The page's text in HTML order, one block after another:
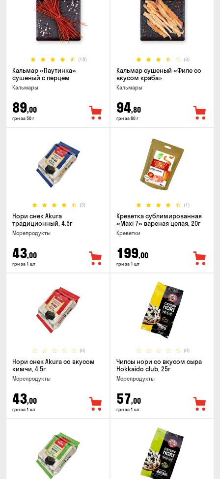
(18)
Кальмар «Паутинка»
сушеный с перцем
Кальмары
89,00
грн за 50 г
(3)
Кальмар сушеный «Филе со
вкусом краба»
Кальмары
94,80
грн за 60 г
(3)
Нори снек Akura
традиционный, 4.5г
Морепродукты
43,00
грн за 1 шт
(1)
Креветка сублимированная
«Maxi 7» вареная целая, 20г
Креветки
199,00
грн за 1 шт
(0)
Нори снек Akura со вкусом
кимчи, 4.5г
Морепродукты
43,00
грн за 1 шт
(0)
Чипсы нори со вкусом сыра
Hokkaido club, 25г
Морепродукты
57,00
грн за 1 шт